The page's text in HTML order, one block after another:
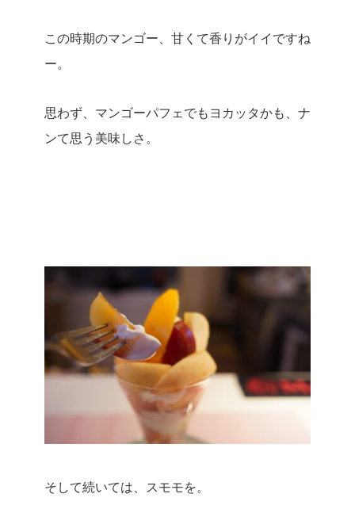
この時期のマンゴー、甘くて香りがイイですね
ー。
思わず、マンゴーパフェでもヨカッタかも、ナ
ンて思う美味しさ。
そして続いては、スモモを。